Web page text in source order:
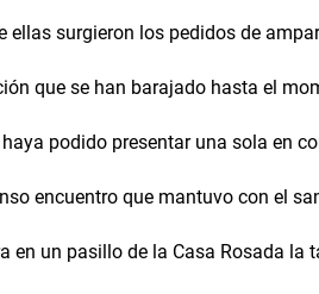
ellas surgieron los pedidos de
que se han barajado hasta el
podido presentar una sola en
encuentro que mantuvo con el
en un pasillo de la Casa Rosada la